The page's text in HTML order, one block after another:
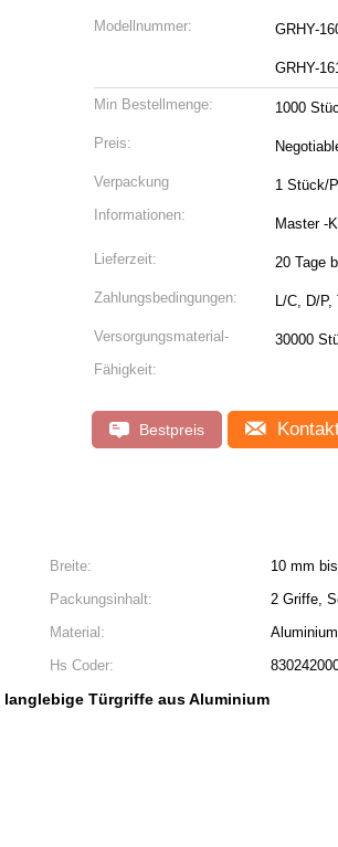
Modellnummer: GRHY-
GRHY-
Min Bestellmenge: 1000
Preis:
Verpackung
Informationen:
1 Stück/
Master -
Lieferzeit: 20 Tage
Zahlungsbedingungen: L/C, D/
Versorgungsmaterial-
Fähigkeit:
30000
Bestpreis
Breite:
10 mm
Packungsinhalt:
2 Griffe,
Material:
Aluminium
Hs Coder:
langlebige Türgriffe aus Aluminium